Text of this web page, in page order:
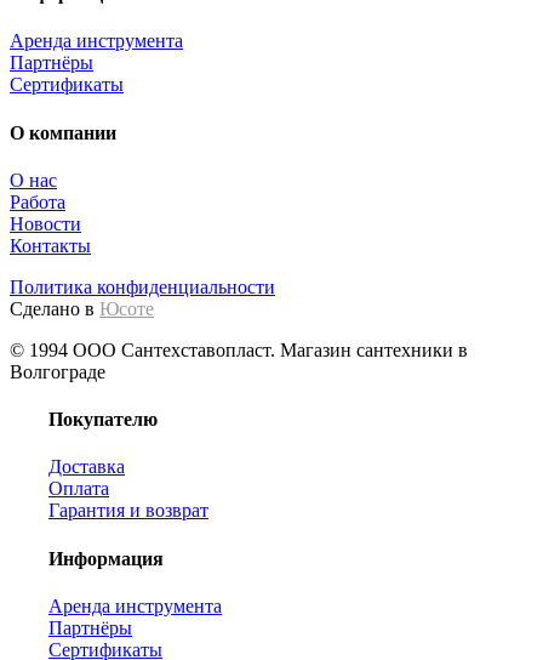
Аренда инструмента
Партнёры
Сертификаты
О компании
О нас
Работа
Новости
Контакты
Политика конфиденциальности
Сделано в Юсоте
© 1994 ООО Сантехставопласт. Магазин сантехники в
Волгограде
Покупателю
Доставка
Оплата
Гарантия и возврат
Информация
Аренда инструмента
Партнёры
Сертификаты